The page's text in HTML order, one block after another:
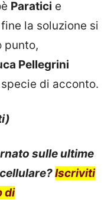
Paratici e
la soluzione si
punto,
Pellegrini
di acconto.
sulle ultime
Iscriviti
di